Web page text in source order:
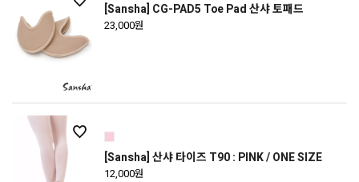
[Sansha] CG-PAD5 Toe Pad 산샤 토패드
23,000원
[Sansha] 산샤 타이즈 T90 : PINK / ONE SIZE
12,000원